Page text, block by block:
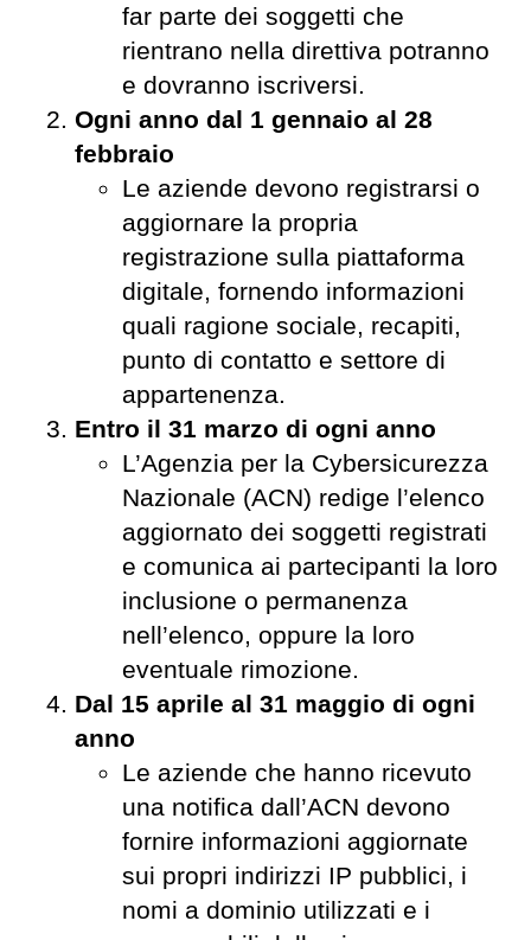
far parte dei soggetti che
rientrano nella direttiva potranno
e dovranno iscriversi.
Ogni anno dal 1 gennaio al 28
febbraio
Le aziende devono registrarsi o
aggiornare la propria
registrazione sulla piattaforma
digitale, fornendo informazioni
quali ragione sociale, recapiti,
punto di contatto e settore di
appartenenza.
Entro il 31 marzo di ogni anno
L’Agenzia per la Cybersicurezza
Nazionale (ACN) redige l’elenco
aggiornato dei soggetti registrati
e comunica ai partecipanti la loro
inclusione o permanenza
nell’elenco, oppure la loro
eventuale rimozione.
Dal 15 aprile al 31 maggio di ogni
anno
Le aziende che hanno ricevuto
una notifica dall’ACN devono
fornire informazioni aggiornate
sui propri indirizzi IP pubblici, i
nomi a dominio utilizzati e i